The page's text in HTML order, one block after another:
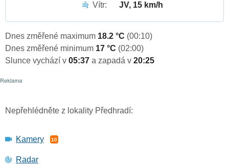
Vítr:
JV, 15 km/h
Dnes změřené maximum 18.2 °C (00:10)
Dnes změřené minimum 17 °C (02:00)
Slunce vychází v 05:37 a zapadá v 20:25
Nepřehlédněte z lokality Předhradí:
Kamery 10
Radar